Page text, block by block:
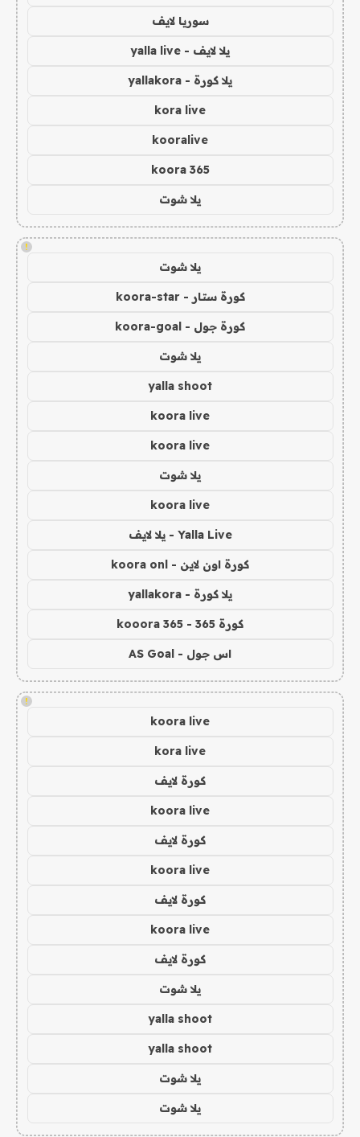
سوريا لايف
يلا لايف - yalla live
يلا كورة - yallakora
kora live
kooralive
koora 365
يلا شوت
!
يلا شوت
كورة ستار - koora-star
كورة جول - koora-goal
يلا شوت
yalla shoot
koora live
koora live
يلا شوت
koora live
Yalla Live - يلا لايف
كورة اون لاين - koora onl
يلا كورة - yallakora
كورة 365 - kooora 365
اس جول - AS Goal
!
koora live
kora live
كورة لايف
koora live
كورة لايف
koora live
كورة لايف
koora live
كورة لايف
يلا شوت
yalla shoot
yalla shoot
يلا شوت
يلا شوت